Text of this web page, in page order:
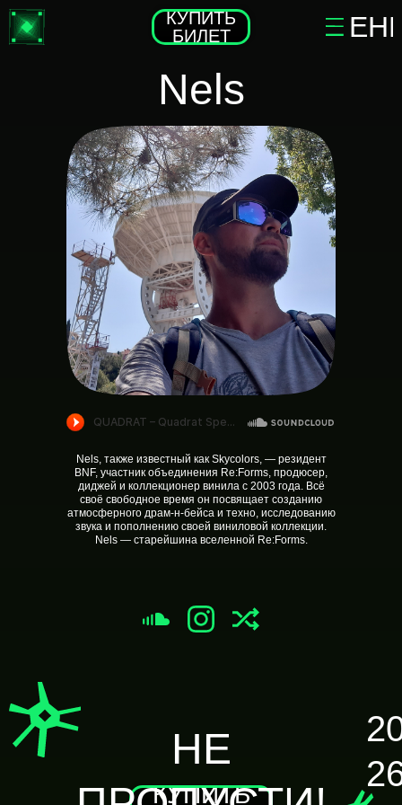
КУПИТЬ
БИЛЕТ
Nels
Nels, также известный как Skycolors, — резидент
BNF, участник объединения Re:Forms, продюсер,
диджей и коллекционер винила с 2003 года. Всё
своё свободное время он посвящает созданию
атмосферного драм-н-бейса и техно, исследованию
звука и пополнению своей виниловой коллекции.
Nels — старейшина вселенной Re:Forms.
КУПИТЬ
НЕ